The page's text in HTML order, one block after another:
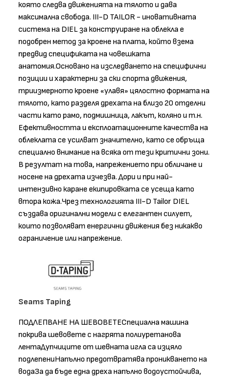
която следва движенията на тялото и дава
максимална свобода. III-D TAILOR - иновативната
система на DIEL за конструиране на облекла е
подобрен метод за кроене на плата, който взема
предвид спецификата на човешката
анатомия.Основано на изследването на специфични
позиции и характерни за ски спорта движения,
триизмерното кроене «улавя» цялостно формата на
тялото, като разделя дрехата на близо 20 отделни
части като рамо, подмишница, лакът, коляно и т.н.
Ефективността и експлоатационните качества на
облеклата се усилват значително, като се обръща
специално внимание на всяка от тези критични зони.
В резултат на това, напрежението при обличане и
носене на дрехата изчезва. Дори и при най-
интензивно каране екипировката се усеща като
втора кожа.Чрез технологията III-D Tailor DIEL
създава оригинални модели с елегантен силует,
които позволяват енергични движения без никакво
ограничение или напрежение.
Seams Taping
ПОДЛЕПВАНЕ НА ШЕВОВЕТЕСпециална машина
покрива шевовете с нагрята полиуретанова
лентаДупчиците от шевната игла са изцяло
подлепениНапълно предотвратява проникването на
водаЗа да бъде една дреха напълно водоустойчива,